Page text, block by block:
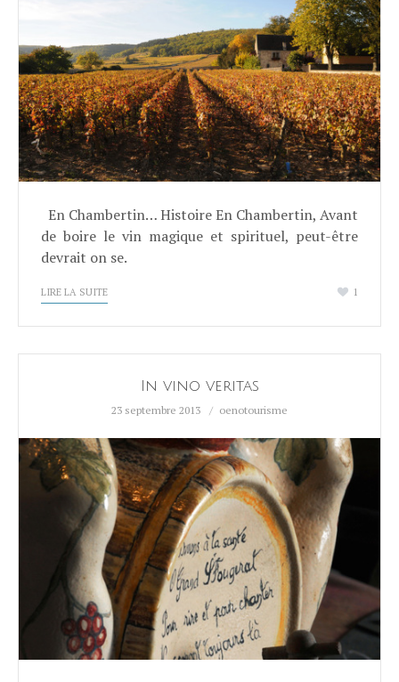
En Chambertin… Histoire En Chambertin, Avant
de boire le vin magique et spirituel, peut-être
devrait on se.
LIRE LA SUITE 1
In vino veritas
23 septembre 2013 oenotourisme